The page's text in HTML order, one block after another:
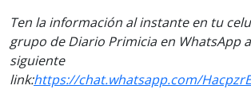
Ten la información al instante en tu
grupo de Diario Primicia en WhatsApp
siguiente
link:https://chat.whatsapp.com/